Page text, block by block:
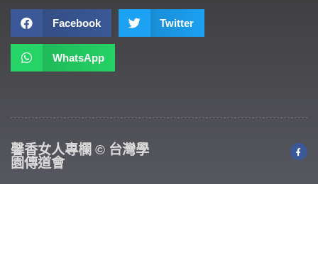
Facebook Twitter
WhatsApp
馨香女人專欄 © 台灣學
園傳道會